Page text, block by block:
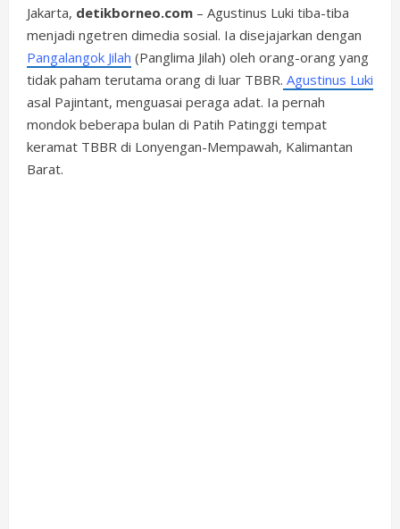
Jakarta, detikborneo.com – Agustinus Luki tiba-tiba
menjadi ngetren dimedia sosial. Ia disejajarkan dengan
Pangalangok Jilah (Panglima Jilah) oleh orang-orang yang
tidak paham terutama orang di luar TBBR. Agustinus Luki
asal Pajintant, menguasai peraga adat. Ia pernah
mondok beberapa bulan di Patih Patinggi tempat
keramat TBBR di Lonyengan-Mempawah, Kalimantan
Barat.